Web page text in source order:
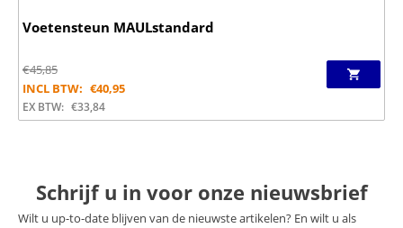
Voetensteun MAULstandard
€45,85
INCL BTW: €40,95
EX BTW: €33,84
Schrijf u in voor onze nieuwsbrief
Wilt u up-to-date blijven van de nieuwste artikelen? En wilt u als